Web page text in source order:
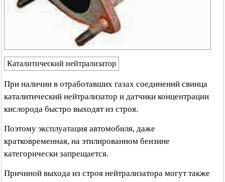
Каталитический нейтрализатор
При наличии в отработавших газах соединений свинца
каталитический нейтрализатор и датчики концентрации
кислорода быстро выходят из строя.
Поэтому эксплуатация автомобиля, даже
кратковременная, на этилированном бензине
категорически запрещается.
Причиной выхода из строя нейтрализатора могут также